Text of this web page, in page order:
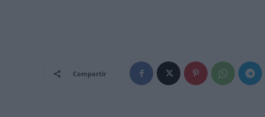
Compartir